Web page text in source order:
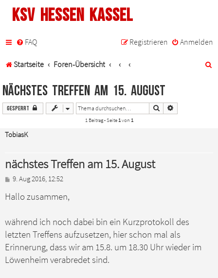
KSV Hessen Kassel
FAQ Anmelden
Registrieren
Startseite Foren-Übersicht
nächstes Treffen am 15. August
Gesperrt Suche
1 Beitrag • Seite 1von 1
TobiasK
nächstes Treffen am 15. August
B
i
a
g
9. Aug 2016, 12:52
Hallo zusammen,
während ich noch dabei bin ein Kurzprotokoll des
letzten Treffens aufzusetzen, hier schon mal als
Erinnerung, dass wir am 15.8. um 18.30 Uhr wieder im
Löwenheim verabredet sind.